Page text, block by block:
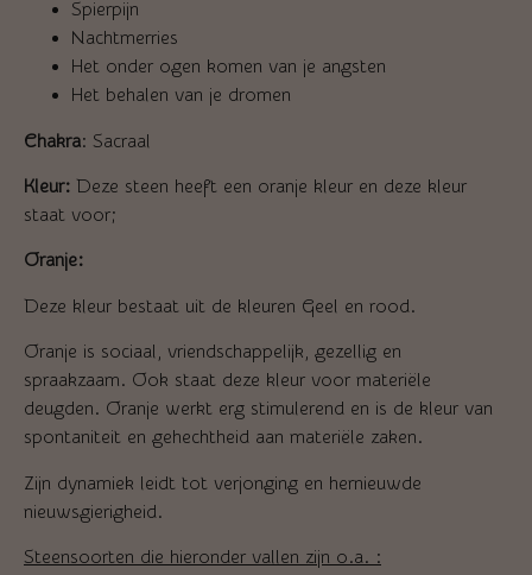
Spierpijn
Nachtmerries
Het onder ogen komen van je angsten
Het behalen van je dromen
Chakra: Sacraal
Kleur: Deze steen heeft een oranje kleur en deze kleur
staat voor;
Oranje:
Deze kleur bestaat uit de kleuren Geel en rood.
Oranje is sociaal, vriendschappelijk, gezellig en
spraakzaam. Ook staat deze kleur voor materiële
deugden. Oranje werkt erg stimulerend en is de kleur van
spontaniteit en gehechtheid aan materiële zaken.
Zijn dynamiek leidt tot verjonging en hernieuwde
nieuwsgierigheid.
Steensoorten die hieronder vallen zijn o.a. :